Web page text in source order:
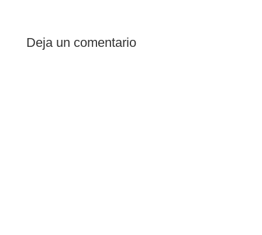
Deja un comentario